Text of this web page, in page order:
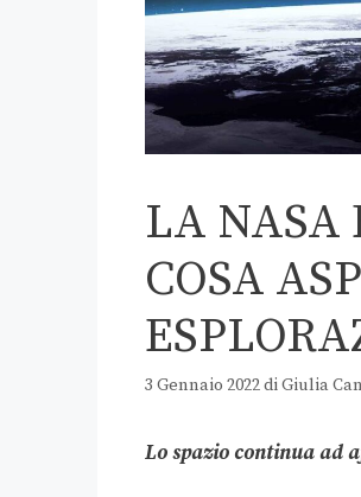
LA NASA
COSA
3 Gennaio 2022diGiulia
Lo spazio continua ad